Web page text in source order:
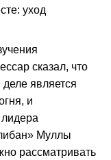
уход
сказал, что
является
и
Муллы
рассматривать